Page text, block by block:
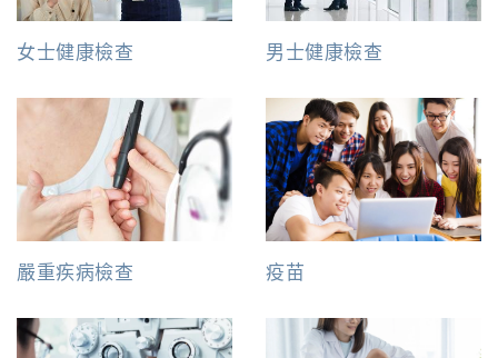
女士健康檢查 男士健康檢查
嚴重疾病檢查 疫苗